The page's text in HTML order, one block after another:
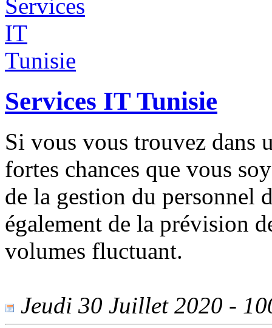
Services IT Tunisie
Si vous vous trouvez dans
fortes chances que vous
de la gestion du personnel
également de la prévision
volumes fluctuant.
Jeudi 30 Juillet 2020 -